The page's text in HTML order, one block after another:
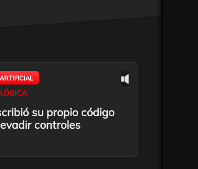
su propio código
controles